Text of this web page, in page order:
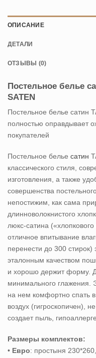
ОПИСАНИЕ
ДЕТАЛИ
ОТЗЫВЫ (0)
Постельное белье
SATEN
Постельное белье сатин
полностью оправдывает
покупателей
Постельное белье сатин
классического стиля,
изготовления, а также
совершенства
непостижим, как сама
длинноволокнистого
люкс-сатина
отличное впитывание
перенести до 300
эталонным качеством
и хорошо держит форму.
минимального глажения.
на нем комфортно спать
воздух (гигроскопичен),
создает пыль,
Размеры комплектов:
• Евро: простыня